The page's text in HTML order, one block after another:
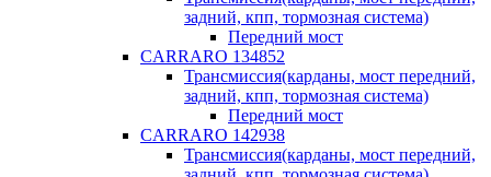
задний, кпп, тормозная система)
Передний мост
CARRARO 134852
Трансмиссия(карданы, мост передний,
задний, кпп, тормозная система)
Передний мост
CARRARO 142938
Трансмиссия(карданы, мост передний,